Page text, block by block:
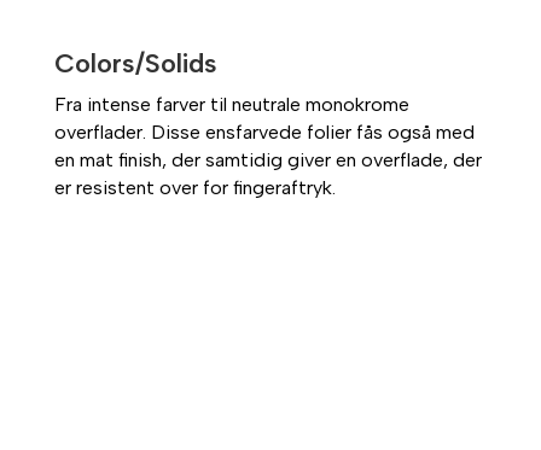
Colors/Solids
Fra intense farver til neutrale monokrome
overflader. Disse ensfarvede folier fås også med
en mat finish, der samtidig giver en overflade, der
er resistent over for fingeraftryk.